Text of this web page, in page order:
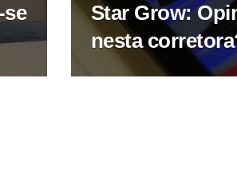
se
Star Grow:
nesta